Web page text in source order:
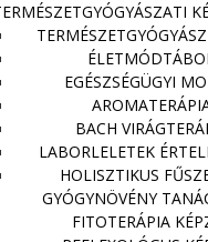
EGÉSZSÉGÜGYI
BACH
LABORLELETEK
HOLISZTIKUS
GYÓGYNÖVÉNY
FITOTERÁPIA